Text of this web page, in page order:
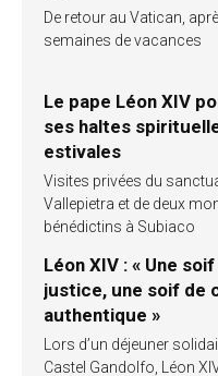
De retour au Vatican,
semaines de vacances
Le pape Léon XIV
ses haltes
estivales
Visites privées du
Vallepietra et de deux
bénédictins à Subiaco
Léon XIV : « Une
justice, une soif de
authentique »
Lors d’un déjeuner
Castel Gandolfo, Léon